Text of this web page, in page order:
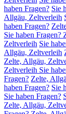
haben Fragen? Sie
Allgäu, Zeltverleih
haben Fragen?
Sie haben
Zeltverleih Sie
Allgäu, Zeltverleih
Zelte, Allgäu,
Zeltverleih Sie
Fragen? Zelte,
haben Fragen? Sie
Sie haben Fragen?
Zelte, Allgäu,